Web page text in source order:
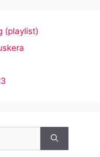
(playlist)